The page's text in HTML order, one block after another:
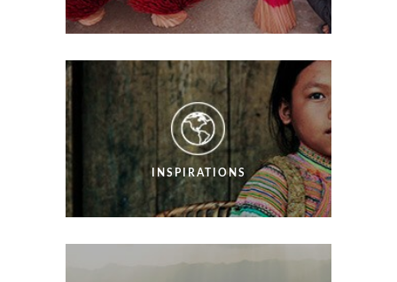
INSPIRATIONS